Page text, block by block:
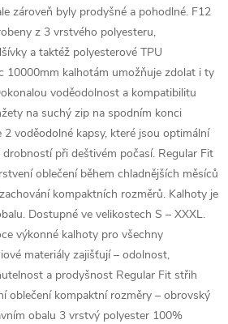
zároveň byly prodyšné a pohodlné. F12
z 3 vrstvého polyesteru,
a taktéž polyesterové TPU
10000mm kalhotám umožňuje zdolat i ty
voděodolnost a kompatibilitu
na suchý zip na spodním konci
voděodolné kapsy, které jsou optimální
při deštivém počasí. Regular Fit
oblečení během chladnějších měsíců
kompaktních rozměrů. Kalhoty je
Dostupné ve velikostech S – XXXL.
výkonné kalhoty pro všechny
materiály zajišťují – odolnost,
a prodyšnost Regular Fit střih
oblečení kompaktní rozměry – obrovský
obalu 3 vrstvý polyester 100%